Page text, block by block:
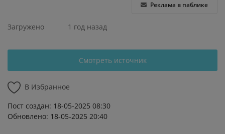
Реклама в паблике
Загружено 1 год назад
Смотреть источник
В Избранное
Пост создан: 18-05-2025 08:30
Обновлено: 18-05-2025 20:40